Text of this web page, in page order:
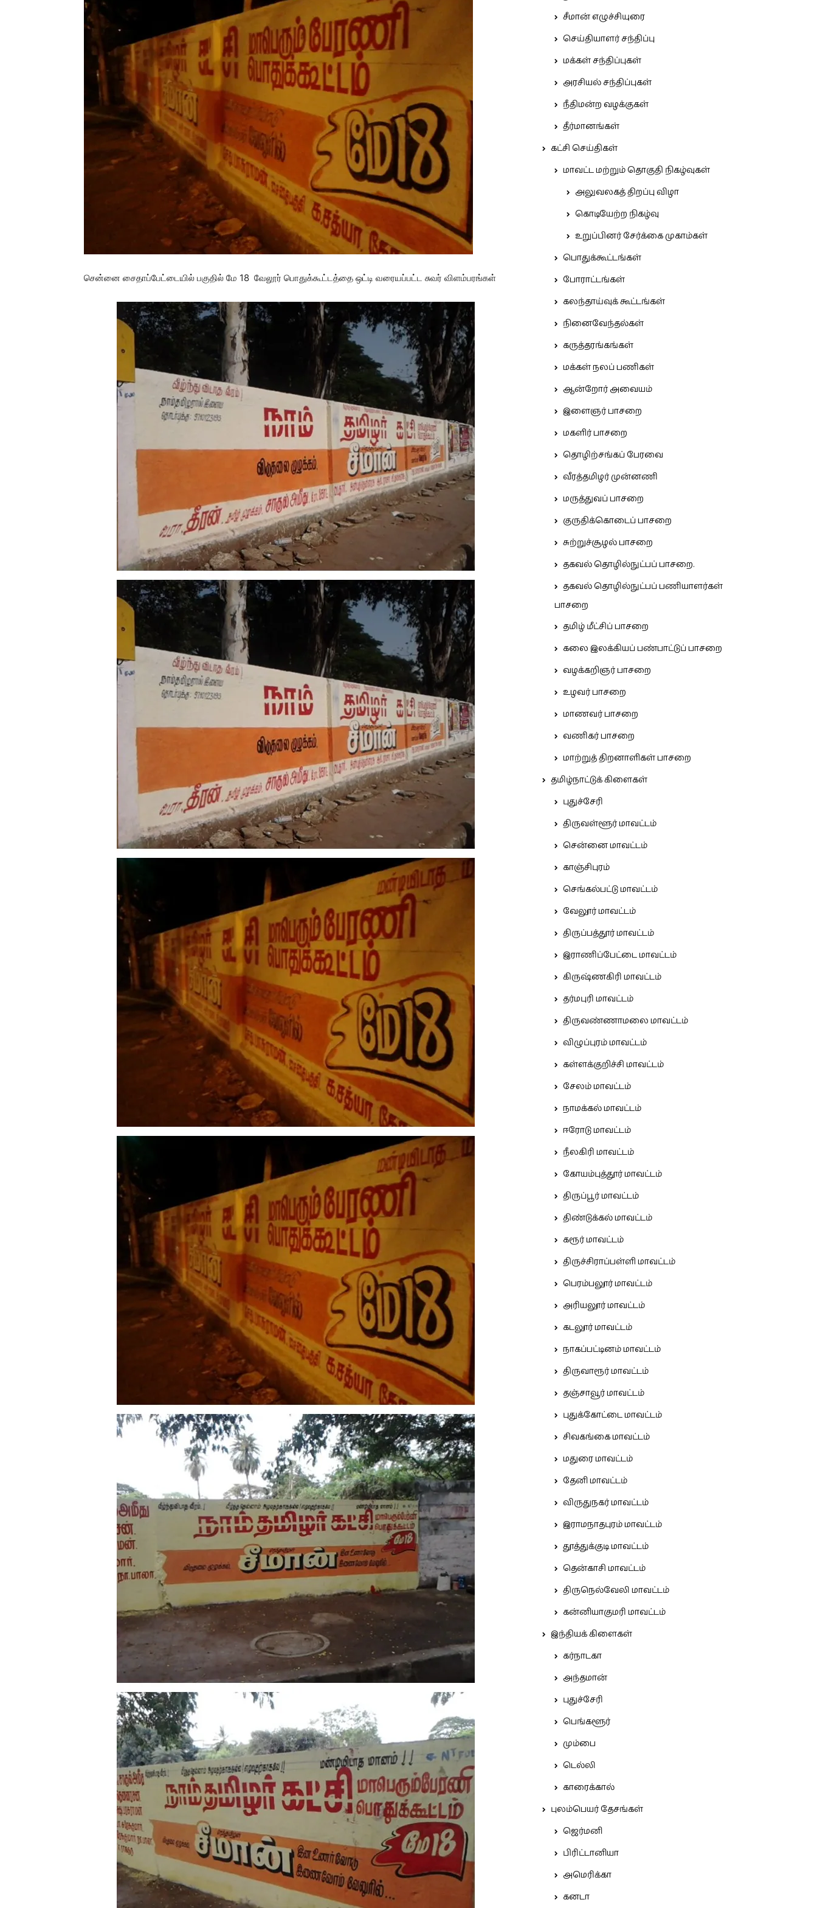
சென்னை சைதாப்பேட்டையில் பகுதில் மே 18 வேலூர் பொதுக்கூட்டத்தை ஒட்டி வரையப்பட்ட சுவர் விளம்பரங்கள்
சீமான் எழுச்சியுரை
செய்தியாளர் சந்திப்பு
மக்கள் சந்திப்புகள்
அரசியல் சந்திப்புகள்
நீதிமன்ற வழக்குகள்
தீர்மானங்கள்
கட்சி செய்திகள்
மாவட்ட மற்றும் தொகுதி நிகழ்வுகள்
அலுவலகத் திறப்பு விழா
கொடியேற்ற நிகழ்வு
உறுப்பினர் சேர்க்கை முகாம்கள்
பொதுக்கூட்டங்கள்
போராட்டங்கள்
கலந்தாய்வுக் கூட்டங்கள்
நினைவேந்தல்கள்
கருத்தரங்கங்கள்
மக்கள் நலப் பணிகள்
ஆன்றோர் அவையம்
இளைஞர் பாசறை
மகளிர் பாசறை
தொழிற்சங்கப் பேரவை
வீரத்தமிழர் முன்னணி
மருத்துவப் பாசறை
குருதிக்கொடைப் பாசறை
சுற்றுச்சூழல் பாசறை
தகவல் தொழில்நுட்பப் பாசறை.
தகவல் தொழில்நுட்பப் பணியாளர்கள்
பாசறை
தமிழ் மீட்சிப் பாசறை
கலை இலக்கியப் பண்பாட்டுப் பாசறை
வழக்கறிஞர் பாசறை
உழவர் பாசறை
மாணவர் பாசறை
வணிகர் பாசறை
மாற்றுத் திறனாளிகள் பாசறை
தமிழ்நாட்டுக் கிளைகள்
புதுச்சேரி
திருவள்ளூர் மாவட்டம்
சென்னை மாவட்டம்
காஞ்சிபுரம்
செங்கல்பட்டு மாவட்டம்
வேலூர் மாவட்டம்
திருப்பத்தூர் மாவட்டம்
இராணிப்பேட்டை மாவட்டம்
கிருஷ்ணகிரி மாவட்டம்
தர்மபுரி மாவட்டம்
திருவண்ணாமலை மாவட்டம்
விழுப்புரம் மாவட்டம்
கள்ளக்குறிச்சி மாவட்டம்
சேலம் மாவட்டம்
நாமக்கல் மாவட்டம்
ஈரோடு மாவட்டம்
நீலகிரி மாவட்டம்
கோயம்புத்தூர் மாவட்டம்
திருப்பூர் மாவட்டம்
திண்டுக்கல் மாவட்டம்
கரூர் மாவட்டம்
திருச்சிராப்பள்ளி மாவட்டம்
பெரம்பலூர் மாவட்டம்
அரியலூர் மாவட்டம்
கடலூர் மாவட்டம்
நாகப்பட்டினம் மாவட்டம்
திருவாரூர் மாவட்டம்
தஞ்சாவூர் மாவட்டம்
புதுக்கோட்டை மாவட்டம்
சிவகங்கை மாவட்டம்
மதுரை மாவட்டம்
தேனி மாவட்டம்
விருதுநகர் மாவட்டம்
இராமநாதபுரம் மாவட்டம்
தூத்துக்குடி மாவட்டம்
தென்காசி மாவட்டம்
திருநெல்வேலி மாவட்டம்
கன்னியாகுமரி மாவட்டம்
இந்தியக் கிளைகள்
கர்நாடகா
அந்தமான்
புதுச்சேரி
பெங்களூர்
மும்பை
டெல்லி
காரைக்கால்
புலம்பெயர் தேசங்கள்
ஜெர்மனி
பிரிட்டானியா
அமெரிக்கா
கனடா